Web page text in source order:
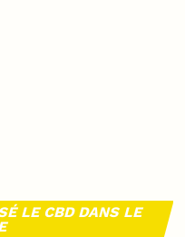
LE CBD DANS LE